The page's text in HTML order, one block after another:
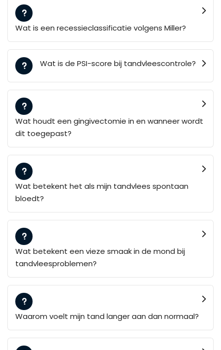
Wat is een recessieclassificatie volgens Miller?
Wat is de PSI-score bij tandvleescontrole?
Wat houdt een gingivectomie in en wanneer wordt
dit toegepast?
Wat betekent het als mijn tandvlees spontaan
bloedt?
Wat betekent een vieze smaak in de mond bij
tandvleesproblemen?
Waarom voelt mijn tand langer aan dan normaal?